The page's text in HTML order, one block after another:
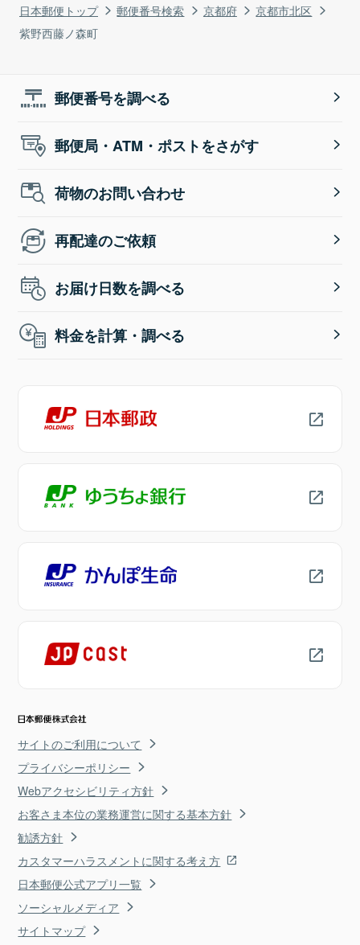
日本郵便トップ 郵便番号検索 京都府
京都市北区
紫野西藤ノ森町
郵便番号を調べる
郵便局・ATM・ポストをさがす
荷物のお問い合わせ
再配達のご依頼
お届け日数を調べる
料金を計算・調べる
サイトのご利用について
プライバシーポリシー
Webアクセシビリティ方針
お客さま本位の業務運営に関する基本方針
勧誘方針
カスタマーハラスメントに関する考え方
日本郵便公式アプリ一覧
ソーシャルメディア
サイトマップ